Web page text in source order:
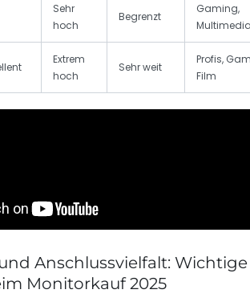
Sehr
hoch
Begrenzt
Gaming,
Extrem
hoch
Sehr weit
Profis,
Film
Anschlussvielfalt: Wichtige
Monitorkauf 2025